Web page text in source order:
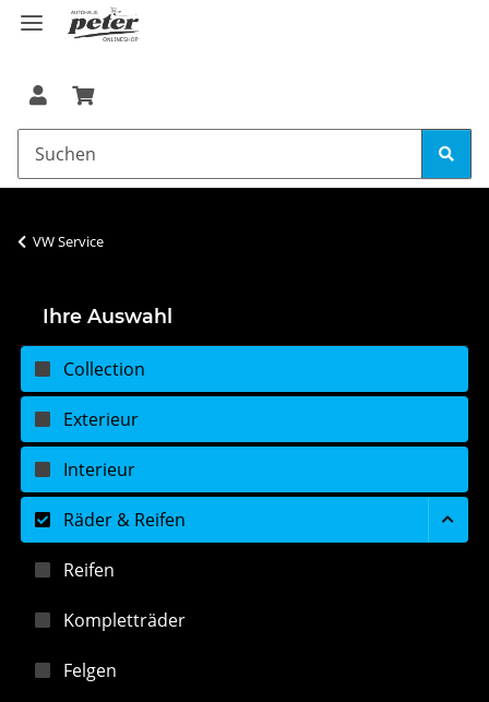
VW Service
Ihre Auswahl
Collection
Exterieur
Interieur
Räder & Reifen
Reifen
Kompletträder
Felgen